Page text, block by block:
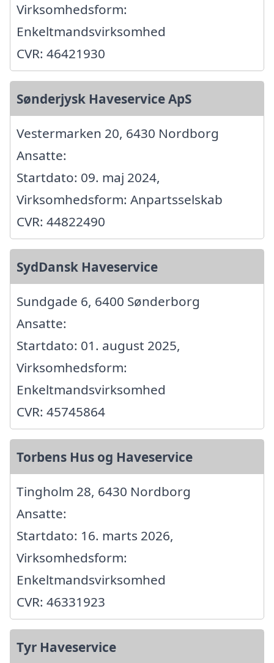
Virksomhedsform:
Enkeltmandsvirksomhed
CVR: 46421930
Sønderjysk Haveservice ApS
Vestermarken 20, 6430 Nordborg
Ansatte:
Startdato: 09. maj 2024,
Virksomhedsform: Anpartsselskab
CVR: 44822490
SydDansk Haveservice
Sundgade 6, 6400 Sønderborg
Ansatte:
Startdato: 01. august 2025,
Virksomhedsform:
Enkeltmandsvirksomhed
CVR: 45745864
Torbens Hus og Haveservice
Tingholm 28, 6430 Nordborg
Ansatte:
Startdato: 16. marts 2026,
Virksomhedsform:
Enkeltmandsvirksomhed
CVR: 46331923
Tyr Haveservice